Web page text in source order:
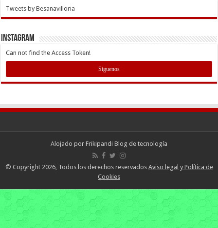
Tweets by Besanavilloria
INSTAGRAM
Can not find the Access Token!
Siguenos
Alojado por Frikipandi Blog de tecnología
© Copyright 2026, Todos los derechos reservados Aviso legal y Política de
Cookies